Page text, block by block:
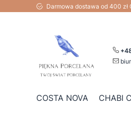
Darmowa dostawa od 400
COSTA NOVA CHABI